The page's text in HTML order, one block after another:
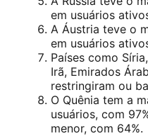
em usuários
A Áustria teve o
em usuários
Países como
Irã, Emirados
restringiram ou
O Quênia tem a
usuários, com
menor, com 64%.